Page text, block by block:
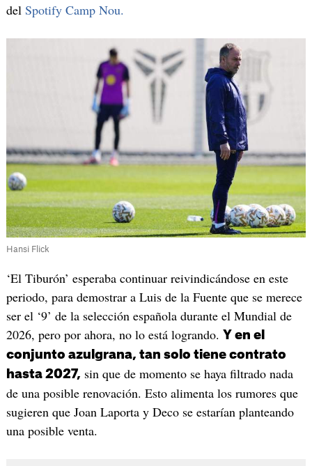
del Spotify Camp Nou.
Hansi Flick
‘El Tiburón’ esperaba continuar reivindicándose en este
periodo, para demostrar a Luis de la Fuente que se merece
ser el ‘9’ de la selección española durante el Mundial de
2026, pero por ahora, no lo está logrando. Y en el
conjunto azulgrana, tan solo tiene contrato
hasta 2027, sin que de momento se haya filtrado nada
de una posible renovación. Esto alimenta los rumores que
sugieren que Joan Laporta y Deco se estarían planteando
una posible venta.